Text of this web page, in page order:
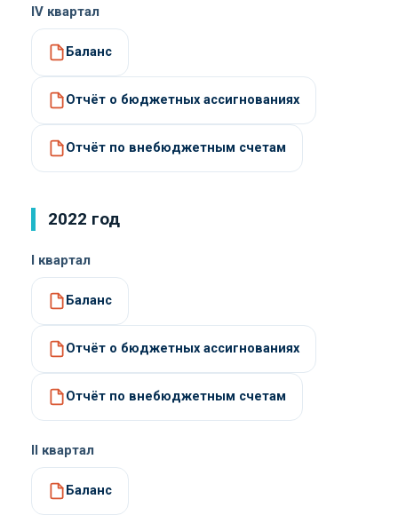
IV квартал
Баланс
Отчёт о бюджетных ассигнованиях
Отчёт по внебюджетным счетам
2022 год
I квартал
Баланс
Отчёт о бюджетных ассигнованиях
Отчёт по внебюджетным счетам
II квартал
Баланс